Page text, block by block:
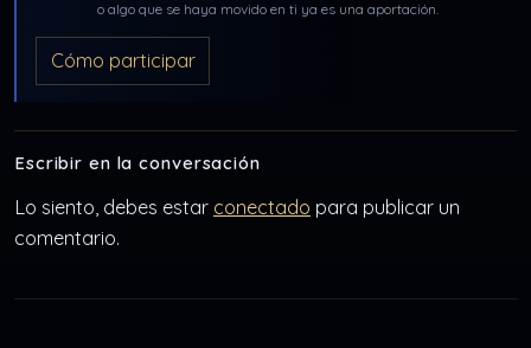
o algo que se haya movido en ti ya es una aportación.
Cómo participar
Escribir en la conversación
Lo siento, debes estar conectado para publicar un
comentario.